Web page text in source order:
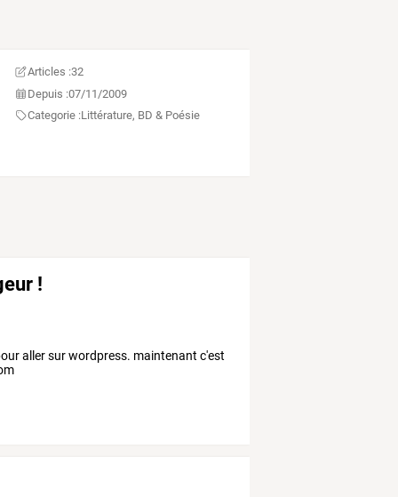
Articles :32
Depuis :07/11/2009
Categorie :Littérature, BD & Poésie
!
aller sur wordpress. maintenant c'est